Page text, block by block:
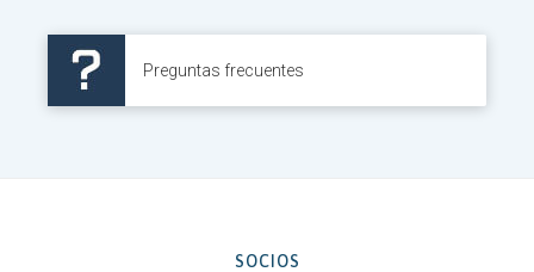
Preguntas frecuentes
SOCIOS